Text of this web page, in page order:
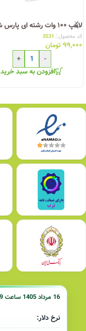
لامپ ۱۰۰ وات رشته ای پارس شهاب
کد محصول : 3531
۹۹,۰۰۰تومان
-
+
افزودن به سبد خرید
16 مرداد 1405 ساعت 11:45:19
نرخ دلار: